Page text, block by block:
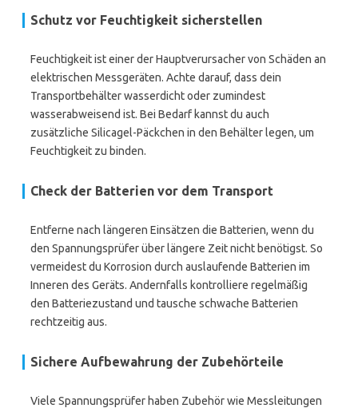
Schutz vor Feuchtigkeit sicherstellen
Feuchtigkeit ist einer der Hauptverursacher von Schäden an
elektrischen Messgeräten. Achte darauf, dass dein
Transportbehälter wasserdicht oder zumindest
wasserabweisend ist. Bei Bedarf kannst du auch
zusätzliche Silicagel-Päckchen in den Behälter legen, um
Feuchtigkeit zu binden.
Check der Batterien vor dem Transport
Entferne nach längeren Einsätzen die Batterien, wenn du
den Spannungsprüfer über längere Zeit nicht benötigst. So
vermeidest du Korrosion durch auslaufende Batterien im
Inneren des Geräts. Andernfalls kontrolliere regelmäßig
den Batteriezustand und tausche schwache Batterien
rechtzeitig aus.
Sichere Aufbewahrung der Zubehörteile
Viele Spannungsprüfer haben Zubehör wie Messleitungen